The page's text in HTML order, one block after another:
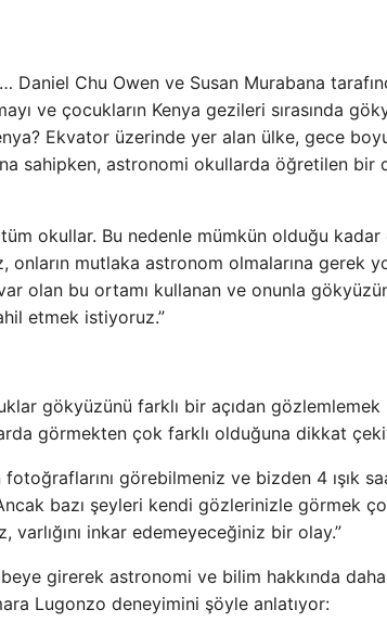
Daniel Chu Owen ve Susan Murabana
ve çocukların Kenya gezileri sırasında
Ekvator üzerinde yer alan ülke, gece
sahipken, astronomi okullarda öğretilen bir
tüm okullar. Bu nedenle mümkün olduğu
mutlaka astronom olmalarına gerek
olan bu ortamı kullanan ve onunla
etmek istiyoruz.”
gökyüzünü farklı bir açıdan gözlemlemek
görmekten çok farklı olduğuna dikkat
görebilmeniz ve bizden 4 ışık
bazı şeyleri kendi gözlerinizle görmek
varlığını inkar edemeyeceğiniz bir olay.”
girerek astronomi ve bilim hakkında
Lugonzo deneyimini şöyle anlatıyor: